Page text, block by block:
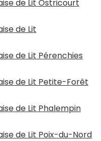
de Lit Ostricourt
de Lit
de Lit Pérenchies
de Lit Petite-Forêt
de Lit Phalempin
de Lit Poix-du-Nord